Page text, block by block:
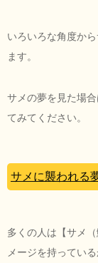
いろいろな角度か
ます。
サメの夢を見た場
てみてください。
サメに襲われる
多くの人は【サメ
メージを持っている